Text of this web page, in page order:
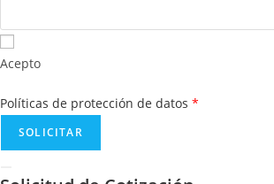
Acepto
Políticas de protección de datos *